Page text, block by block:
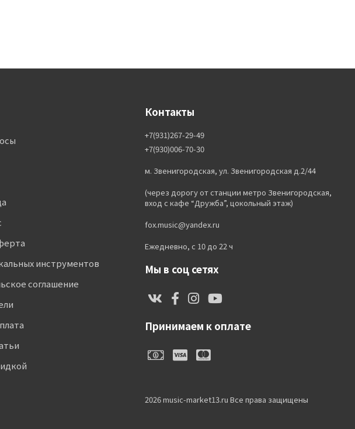
инструментов
соглашение
Контакты
+7(931)267-29-49
+7(930)006-70-30
м. Звенигородская, ул. Звенигородская д.2/44
(через дорогу от станции метро Звенигородская,
вход с кафе “Дружба”, цокольный этаж)
fox.music@yandex.ru
Ежедневно, с 10 до 22 ч
Мы в соц сетях
Принимаем к оплате
2026 music-market13.ru Все права защищены